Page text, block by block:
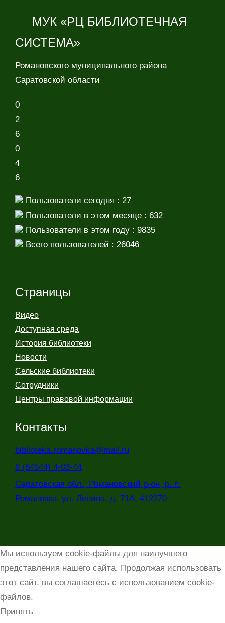
МУК «РЦ БИБЛИОТЕЧНАЯ
СИСТЕМА»
Романовского муниципального района
Саратовской области
0
2
6
0
4
6
Пользователи сегодня : 27
Пользователи в этом месяце : 632
Пользователи в этом году : 9835
Всего пользователей : 26046
Страницы
Видео
Доступная среда
История библиотеки
Новости
Сельские библиотеки
Сотрудники
Центры правовой информации
Контакты
biblioteka.romanovka@mail.ru
8 (84544) 4-03-44
Саратовская обл., Романовский р-он, р. п.
Романовка, ул. Ленина, д. 71А, 412270
Мы используем cookie-файлы для наилучшего
представления нашего сайта. Продолжая использовать
этот сайт, вы соглашаетесь с использованием cookie-
файлов.
Принять